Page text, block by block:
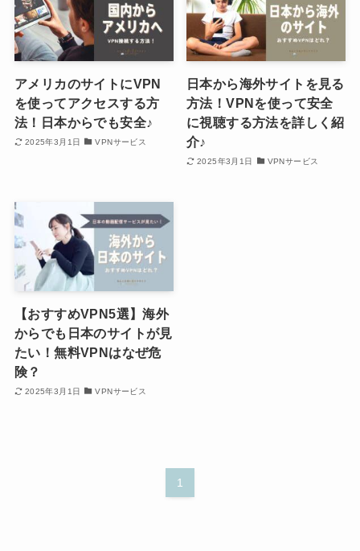
アメリカのサイトにVPN
を使ってアクセスする方
法！日本からでも安全♪
2025年3月1日 VPNサービス
日本から海外サイトを見る
方法！VPNを使って安全
に視聴する方法を詳しく紹
介♪
2025年3月1日 VPNサービス
【おすすめVPN5選】海外
からでも日本のサイトが見
たい！無料VPNはなぜ危
険？
2025年3月1日 VPNサービス
1